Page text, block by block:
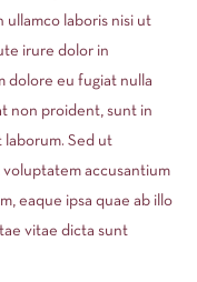
ullamco laboris nisi ut
irure dolor in
dolore eu fugiat nulla
non proident, sunt in
laborum. Sed ut
accusantium
eaque ipsa quae ab illo
vitae dicta sunt